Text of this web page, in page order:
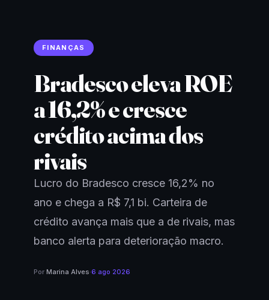
FINANÇAS
Bradesco eleva ROE
a 16,2% e cresce
crédito acima dos
rivais
Lucro do Bradesco cresce 16,2% no
ano e chega a R$ 7,1 bi. Carteira de
crédito avança mais que a de rivais, mas
banco alerta para deterioração macro.
Por Marina Alves·6 ago 2026